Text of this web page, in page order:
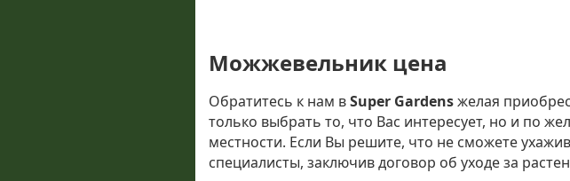
Можжевельник цена
Обратитесь к нам вSuper Gardensжелая
только выбрать то, что Вас интересует, но и по
местности. Если Вы решите, что не сможете
специалисты, заключив договор об уходе за